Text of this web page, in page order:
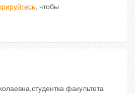
, чтобы
факультета